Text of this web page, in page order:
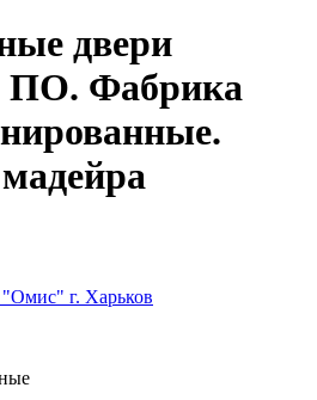
двери
ПО. Фабрика
г. Харьков